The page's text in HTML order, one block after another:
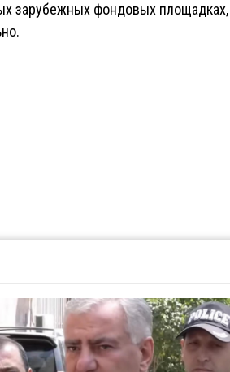
зарубежных фондовых площадках,